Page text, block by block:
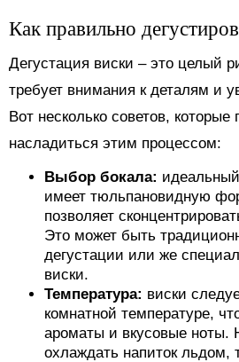
Как правильно
Дегустация виски – это целый
требует внимания к деталям и
Вот несколько советов, которые
насладиться этим процессом:
Выбор бокала:
имеет тюльпановидную
позволяет
Это может быть
дегустации или же
виски.
Температура: виски
комнатной температуре,
ароматы и вкусовые ноты.
охлаждать напиток льдом,